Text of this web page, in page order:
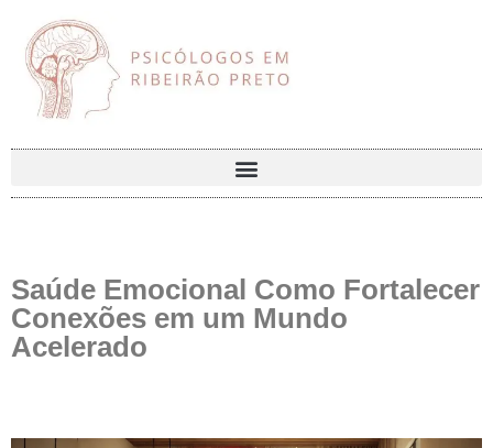
Saúde Emocional Como Fortalecer
Conexões em um Mundo
Acelerado